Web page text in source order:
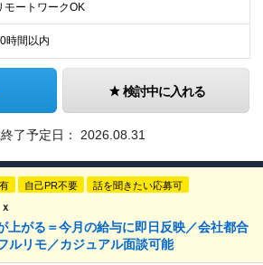
モートワークOK
時間以内
検討中に入れる
了予定日： 2026.08.31
自己PR不要 話を聞きたい応募可
上がる＝今月の給与に即日反映／会社都合
ルリモ／カジュアル面談可能